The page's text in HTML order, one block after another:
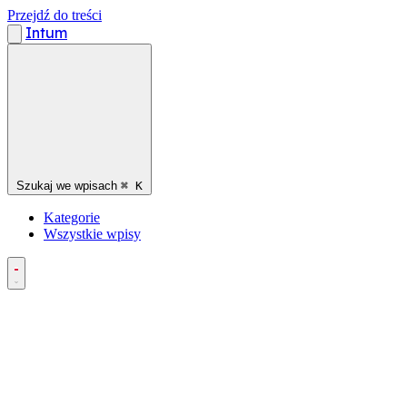
Przejdź do treści
Intum
Szukaj we wpisach ⌘ K
Kategorie
Wszystkie wpisy